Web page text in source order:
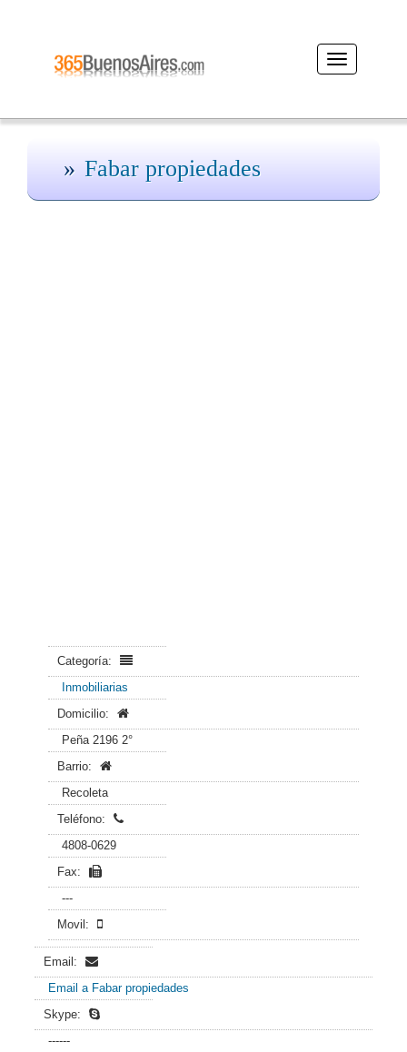
Desplegar
navegación
Fabar propiedades
Categoría:
Inmobiliarias
Domicilio:
Peña 2196 2°
Barrio:
Recoleta
Teléfono:
4808-0629
Fax:
---
Movil:
Email:
Email a Fabar propiedades
Skype:
------